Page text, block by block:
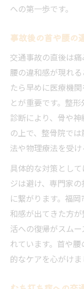
への第一歩です。
事故後の首や腰の
交通事故の直後は
腰の違和感が現れ
たら早めに医療機
とが重要です。整
診断により、骨や
の上で、整骨院で
法や物理療法を受け
具体的な対策とし
ジは避け、専門家
に繋がります。福
和感が出てきた方
活への復帰がスム
れています。首や
的なケアを心がけま